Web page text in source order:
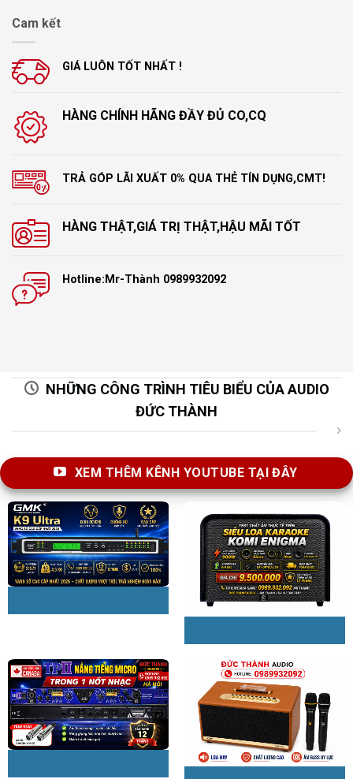
Cam kết
GIÁ LUÔN TỐT NHẤT !
HÀNG CHÍNH HÃNG ĐẦY ĐỦ CO,CQ
TRẢ GÓP LÃI XUẤT 0% QUA THẺ TÍN DỤNG,CMT!
HÀNG THẬT,GIÁ TRỊ THẬT,HẬU MÃI TỐT
Hotline:Mr-Thành 0989932092
NHỮNG CÔNG TRÌNH TIÊU BIỂU CỦA AUDIO
ĐỨC THÀNH
XEM THÊM KÊNH YOUTUBE TẠI ĐÂY